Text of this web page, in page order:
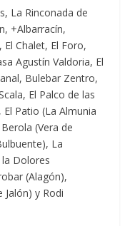
La Rinconada de
+Albarracín,
Chalet, El Foro,
Agustín Valdoria, El
Bulebar Zentro,
El Palco de las
El Patio (La Almunia
(Vera de
La
Dolores
(Alagón),
y Rodi